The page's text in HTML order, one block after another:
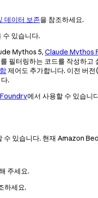
데이터 보존을 참조하세요.
수 있습니다.
Mythos 5, Claude Mythos
필터링하는 코드를 작성하
제어도 추가합니다. 이전 버전
.
에서 사용할 수 있습니
있습니다. 현재 Amazon
주세요.
하세요.